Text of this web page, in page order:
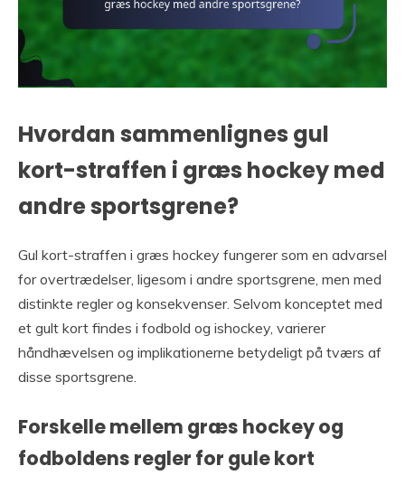
Hvordan sammenlignes gul
kort-straffen i græs hockey med
andre sportsgrene?
Gul kort-straffen i græs hockey fungerer som en advarsel
for overtrædelser, ligesom i andre sportsgrene, men med
distinkte regler og konsekvenser. Selvom konceptet med
et gult kort findes i fodbold og ishockey, varierer
håndhævelsen og implikationerne betydeligt på tværs af
disse sportsgrene.
Forskelle mellem græs hockey og
fodboldens regler for gule kort